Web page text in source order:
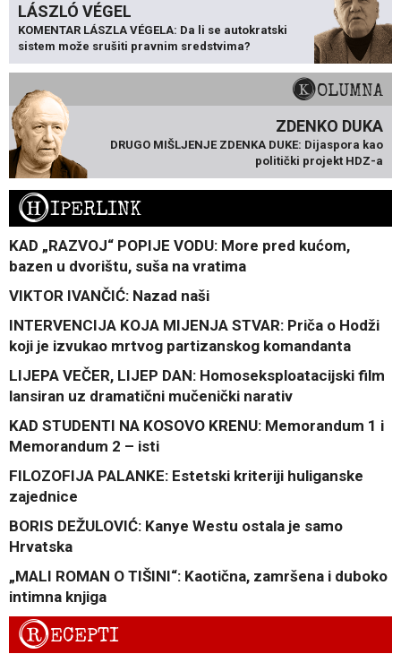
LÁSZLÓ VÉGEL
KOMENTAR LÁSZLA VÉGELA: Da li se autokratski
sistem može srušiti pravnim sredstvima?
KOLUMNA
ZDENKO DUKA
DRUGO MIŠLJENJE ZDENKA DUKE: Dijaspora kao
politički projekt HDZ-a
HIPERLINK
KAD „RAZVOJ“ POPIJE VODU: More pred kućom,
bazen u dvorištu, suša na vratima
VIKTOR IVANČIĆ: Nazad naši
INTERVENCIJA KOJA MIJENJA STVAR: Priča o Hodži
koji je izvukao mrtvog partizanskog komandanta
LIJEPA VEČER, LIJEP DAN: Homoseksploatacijski film
lansiran uz dramatični mučenički narativ
KAD STUDENTI NA KOSOVO KRENU: Memorandum 1 i
Memorandum 2 – isti
FILOZOFIJA PALANKE: Estetski kriteriji huliganske
zajednice
BORIS DEŽULOVIĆ: Kanye Westu ostala je samo
Hrvatska
„MALI ROMAN O TIŠINI“: Kaotična, zamršena i duboko
intimna knjiga
RECEPTI